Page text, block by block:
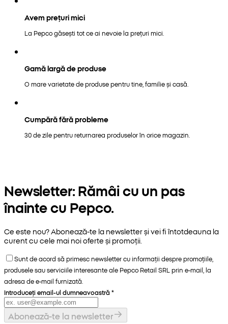
Avem prețuri mici
La Pepco găsești tot ce ai nevoie la prețuri mici.
Gamă largă de produse
O mare varietate de produse pentru tine, familie și casă.
Cumpără fără probleme
30 de zile pentru returnarea produselor în orice magazin.
Newsletter: Rămâi cu un pas
înainte cu Pepco.
Ce este nou? Abonează-te la newsletter și vei fi întotdeauna la
curent cu cele mai noi oferte și promoții.
Sunt de acord să primesc newsletter cu informații despre promoțiile,
produsele sau serviciile interesante ale Pepco Retail SRL prin e-mail, la
adresa de e-mail furnizată.
Introduceți email-ul dumneavoastră *
Abonează-te la newsletter